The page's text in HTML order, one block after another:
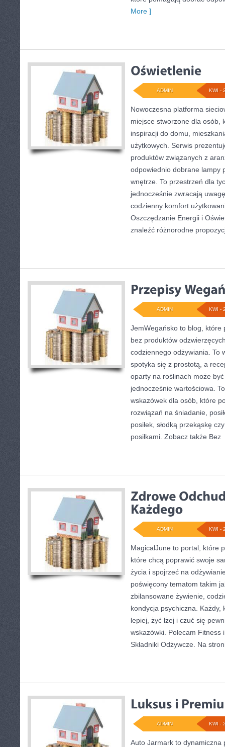
More ]
KWI -
ADMIN
Nowoczesna platforma
miejsce stworzone dla osób,
inspiracji do domu,
użytkowych. Serwis
produktów związanych z
odpowiednio dobrane lampy
wnętrze. To przestrzeń dla
jednocześnie zwracają
codzienny komfort
Oszczędzanie Energii i
znaleźć różnorodne
KWI -
ADMIN
JemWegańsko to blog, które
bez produktów
codziennego odżywiania. To
spotyka się z prostotą, a
oparty na roślinach może
jednocześnie wartościowa.
wskazówek dla osób, które
rozwiązań na śniadanie,
posiłek, słodką przekąskę
posiłkami. Zobacz także Bez
KWI -
ADMIN
MagicalJune to portal, które
które chcą poprawić swoje
życia i spojrzeć na
poświęcony tematom takim
zbilansowane żywienie,
kondycja psychiczna. Każdy,
lepiej, żyć lżej i czuć się
wskazówki. Polecam Fitness
Składniki Odżywcze. Na
KWI -
ADMIN
Auto Jarmark to dynamiczna